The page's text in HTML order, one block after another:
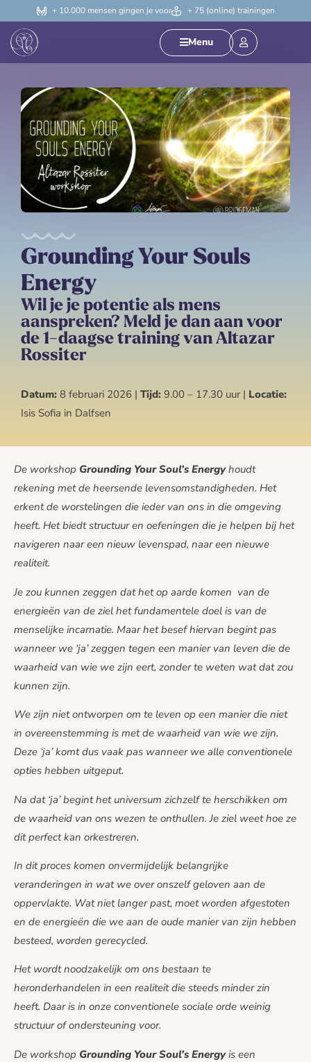
+ 10.000 mensen gingen je voor + 75 (online) trainingen
Menu
Grounding Your Souls
Energy
Wil je je potentie als mens
aanspreken? Meld je dan aan voor
de 1-daagse training van Altazar
Rossiter
Datum: 8 februari 2026 | Tijd: 9.00 – 17.30 uur | Locatie:
Isis Sofia in Dalfsen
De workshop Grounding Your Soul’s Energyhoudt
rekening met de heersende levensomstandigheden. Het
erkent de worstelingen die ieder van ons in die omgeving
heeft. Het biedt structuur en oefeningen die je helpen bij het
navigeren naar een nieuw levenspad, naar een nieuwe
realiteit.
Je zou kunnen zeggen dat het op aarde komen van de
energieën van de ziel het fundamentele doel is van de
menselijke incarnatie. Maar het besef hiervan begint pas
wanneer we ‘ja’ zeggen tegen een manier van leven die de
waarheid van wie we zijn eert, zonder te weten wat dat zou
kunnen zijn.
We zijn niet ontworpen om te leven op een manier die niet
in overeenstemming is met de waarheid van wie we zijn.
Deze ‘ja’ komt dus vaak pas wanneer we alle conventionele
opties hebben uitgeput.
Na dat ‘ja’ begint het universum zichzelf te herschikken om
de waarheid van ons wezen te onthullen. Je ziel weet hoe ze
dit perfect kan orkestreren.
In dit proces komen onvermijdelijk belangrijke
veranderingen in wat we over onszelf geloven aan de
oppervlakte. Wat niet langer past, moet worden afgestoten
en de energieën die we aan de oude manier van zijn hebben
besteed, worden gerecycled.
Het wordt noodzakelijk om ons bestaan te
heronderhandelen in een realiteit die steeds minder zin
heeft. Daar is in onze conventionele sociale orde weinig
structuur of ondersteuning voor.
De workshop Grounding Your Soul’s Energyis een